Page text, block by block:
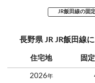
JR飯田線の固
長野県 JR JR飯田線
住宅地 固
2026年